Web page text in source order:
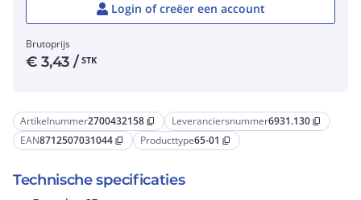
Artikelnummer2700432158 content_copy Leveranciersnummer6931.130 content_copy
EAN8712507031044 content_copy Producttype65-01 content_copy
Technische specificaties
Login of creëer een account
Brutoprijs
€3,43 / STK